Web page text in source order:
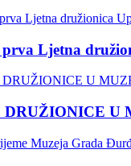
Ljetna
U